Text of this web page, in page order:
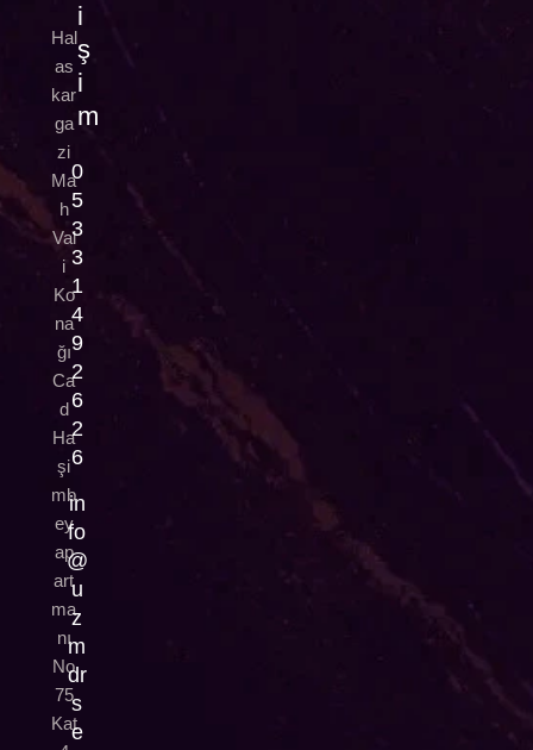
Hal
as
kar
ga
zi
Ma
h
Val
i
Ko
na
ğı
Ca
d
Ha
şi
mb
ey
ap
art
ma
nı
No
75
Kat
i
ş
i
m
0
5
3
3
1
4
9
2
6
2
6
in
fo
@
u
z
m
dr
s
e